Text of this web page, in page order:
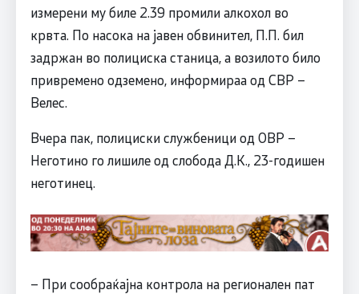
измерени му биле 2.39 промили алкохол во
крвта. По насока на јавен обвинител, П.П. бил
задржан во полициска станица, а возилото било
привремено одземено, информираа од СВР –
Велес.
Вчера пак, полициски службеници од ОВР –
Неготино го лишиле од слобода Д.К., 23-годишен
неготинец.
– При сообраќајна контрола на регионален пат